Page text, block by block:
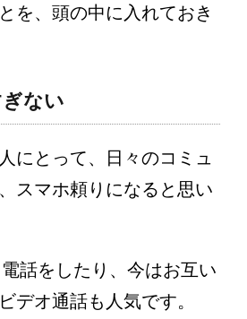
を、頭の中に入れておき
ない
にとって、日々のコミュ
スマホ頼りになると思い
話をしたり、今はお互い
デオ通話も人気です。